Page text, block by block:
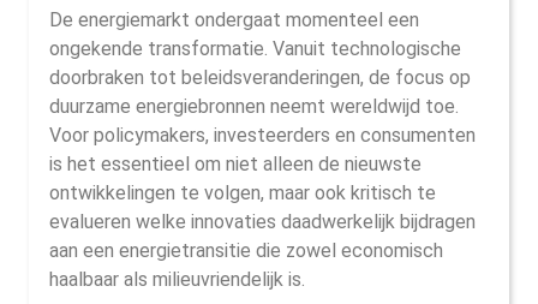
2025
De energiemarkt ondergaat momenteel een
ongekende transformatie. Vanuit technologische
doorbraken tot beleidsveranderingen, de focus op
duurzame energiebronnen neemt wereldwijd toe.
Voor policymakers, investeerders en consumenten
is het essentieel om niet alleen de nieuwste
ontwikkelingen te volgen, maar ook kritisch te
evalueren welke innovaties daadwerkelijk bijdragen
aan een energietransitie die zowel economisch
haalbaar als milieuvriendelijk is.